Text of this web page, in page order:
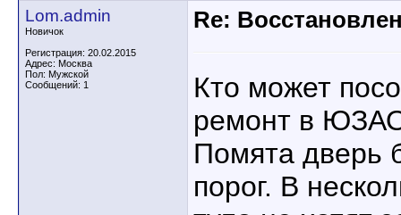
Lom.admin
Новичок
Регистрация: 20.02.2015
Адрес: Москва
Пол: Мужской
Сообщений: 1
Re:
Кто может
ремонт в
Помята дверь
порог. В